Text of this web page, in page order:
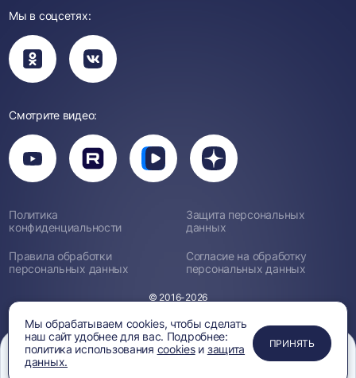
ПРИМЕНИТЬ
ЗАКРЫТЬ
ЗАКРЫТЬ
ЗАКРЫТЬ
Мы обрабатываем cookies, чтобы сделать
наш сайт удобнее для вас. Подробнее:
политика использования cookiesи защита
данных.
ПРИНЯТЬ
Мы в соцсетях:
Вы
перейдете
в
группу
Вы
перейдете
в
группу
Смотрите видео:
Вы
перейдете
на
канал
Вы
перейдете
Вы
перейдете
Вы
перейдете
Дзен
Политика
конфиденциальности
Защита персональных
данных
Правила обработки
персональных данных
Согласие на обработку
персональных данных
© 2016-2026